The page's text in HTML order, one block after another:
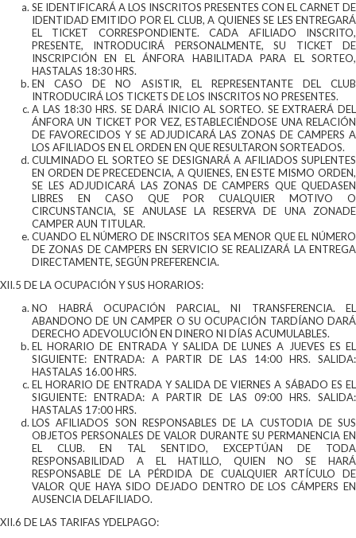
SE IDENTIFICARÁ A LOS INSCRITOS PRESENTES CON EL CARNET DE
IDENTIDAD EMITIDO POR EL CLUB, A QUIENES SE LES ENTREGARÁ
EL TICKET CORRESPONDIENTE. CADA AFILIADO INSCRITO,
PRESENTE, INTRODUCIRÁ PERSONALMENTE, SU TICKET DE
INSCRIPCIÓN EN EL ÁNFORA HABILITADA PARA EL SORTEO,
HASTALAS 18:30 HRS.
EN CASO DE NO ASISTIR, EL REPRESENTANTE DEL CLUB
INTRODUCIRÁ LOS TICKETS DE LOS INSCRITOS NO PRESENTES.
A LAS 18:30 HRS. SE DARÁ INICIO AL SORTEO. SE EXTRAERÁ DEL
ÁNFORA UN TICKET POR VEZ, ESTABLECIÉNDOSE UNA RELACIÓN
DE FAVORECIDOS Y SE ADJUDICARÁ LAS ZONAS DE CAMPERS A
LOS AFILIADOS EN EL ORDEN EN QUE RESULTARON SORTEADOS.
CULMINADO EL SORTEO SE DESIGNARÁ A AFILIADOS SUPLENTES
EN ORDEN DE PRECEDENCIA, A QUIENES, EN ESTE MISMO ORDEN,
SE LES ADJUDICARÁ LAS ZONAS DE CAMPERS QUE QUEDASEN
LIBRES EN CASO QUE POR CUALQUIER MOTIVO O
CIRCUNSTANCIA, SE ANULASE LA RESERVA DE UNA ZONADE
CAMPER AUN TITULAR.
CUANDO EL NÚMERO DE INSCRITOS SEA MENOR QUE EL NÚMERO
DE ZONAS DE CAMPERS EN SERVICIO SE REALIZARÁ LA ENTREGA
DIRECTAMENTE, SEGÚN PREFERENCIA.
XII.5 DE LA OCUPACIÓN Y SUS HORARIOS:
NO HABRÁ OCUPACIÓN PARCIAL, NI TRANSFERENCIA. EL
ABANDONO DE UN CAMPER O SU OCUPACIÓN TARDÍANO DARÁ
DERECHO ADEVOLUCIÓN EN DINERO NI DÍAS ACUMULABLES.
EL HORARIO DE ENTRADA Y SALIDA DE LUNES A JUEVES ES EL
SIGUIENTE: ENTRADA: A PARTIR DE LAS 14:00 HRS. SALIDA:
HASTALAS 16.00 HRS.
EL HORARIO DE ENTRADA Y SALIDA DE VIERNES A SÁBADO ES EL
SIGUIENTE: ENTRADA: A PARTIR DE LAS 09:00 HRS. SALIDA:
HASTALAS 17:00 HRS.
LOS AFILIADOS SON RESPONSABLES DE LA CUSTODIA DE SUS
OBJETOS PERSONALES DE VALOR DURANTE SU PERMANENCIA EN
EL CLUB. EN TAL SENTIDO, EXCEPTÚAN DE TODA
RESPONSABILIDAD A EL HATILLO, QUIEN NO SE HARÁ
RESPONSABLE DE LA PÉRDIDA DE CUALQUIER ARTÍCULO DE
VALOR QUE HAYA SIDO DEJADO DENTRO DE LOS CÁMPERS EN
AUSENCIA DELAFILIADO.
XII.6 DE LAS TARIFAS YDELPAGO: